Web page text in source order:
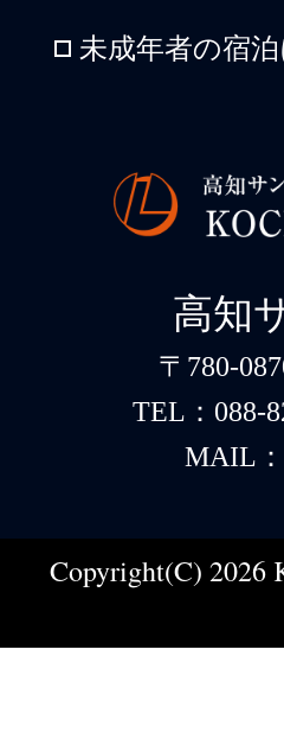
未成年者の宿
高知
〒780-
TEL：088-
MAIL：
Copyright(C) 2026